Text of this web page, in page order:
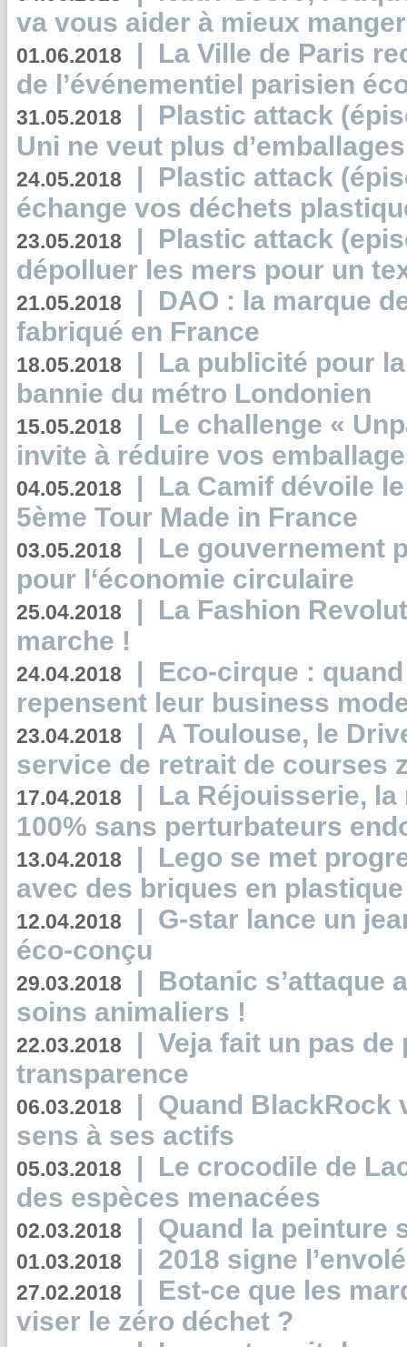
va vous aider à mieux
01.06.2018 | La Ville de Paris
de l’événementiel parisien
31.05.2018 | Plastic attack
Uni ne veut plus
24.05.2018 | Plastic attack
échange vos déchets
23.05.2018 | Plastic attack
dépolluer les mers pour un
21.05.2018 | DAO : la marque
fabriqué en France
18.05.2018 | La publicité pour
bannie du métro Londonien
15.05.2018 | Le challenge «
invite à réduire vos
04.05.2018 | La Camif dévoile
5ème Tour Made in France
03.05.2018 | Le gouvernement
pour l‘économie circulaire
25.04.2018 | La Fashion
marche !
24.04.2018 | Eco-cirque :
repensent leur business
23.04.2018 | A Toulouse, le
service de retrait de courses
17.04.2018 | La Réjouisserie,
100% sans perturbateurs
13.04.2018 | Lego se met
avec des briques en
12.04.2018 | G-star lance un
éco-conçu
29.03.2018 | Botanic s’attaque
soins animaliers !
22.03.2018 | Veja fait un pas de
transparence
06.03.2018 | Quand BlackRock
sens à ses actifs
05.03.2018 | Le crocodile de
des espèces menacées
02.03.2018 | Quand la peinture
01.03.2018 | 2018 signe
27.02.2018 | Est-ce que les
viser le zéro déchet ?